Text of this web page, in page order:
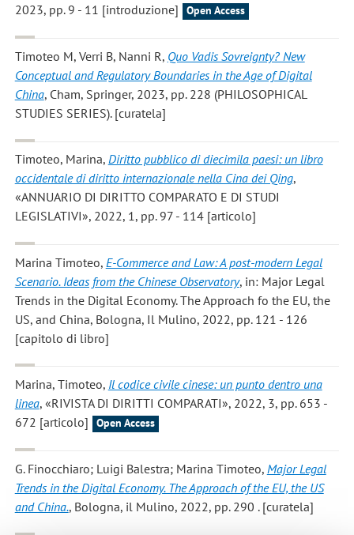
2023, pp. 9 - 11 [introduzione]
Open Access
Timoteo M, Verri B, Nanni R, Quo Vadis Sovreignty? New
Conceptual and Regulatory Boundaries in the Age of Digital
China, Cham, Springer, 2023, pp. 228 (PHILOSOPHICAL
STUDIES SERIES). [curatela]
Timoteo, Marina, Diritto pubblico di diecimila paesi: un libro
occidentale di diritto internazionale nella Cina dei Qing,
«ANNUARIO DI DIRITTO COMPARATO E DI STUDI
LEGISLATIVI», 2022, 1, pp. 97 - 114 [articolo]
Marina Timoteo, E-Commerce and Law: A post-modern Legal
Scenario. Ideas from the Chinese Observatory, in: Major Legal
Trends in the Digital Economy. The Approach fo the EU, the
US, and China, Bologna, Il Mulino, 2022, pp. 121 - 126
[capitolo di libro]
Marina, Timoteo, Il codice civile cinese: un punto dentro una
linea, «RIVISTA DI DIRITTI COMPARATI», 2022, 3, pp. 653 -
672 [articolo]
Open Access
G. Finocchiaro; Luigi Balestra; Marina Timoteo, Major Legal
Trends in the Digital Economy. The Approach of the EU, the US
and China., Bologna, il Mulino, 2022, pp. 290 . [curatela]